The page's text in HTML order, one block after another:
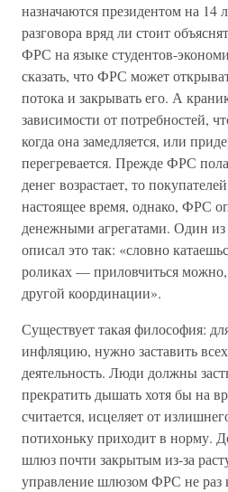
назначаются президентом на 14
разговора вряд ли стоит
ФРС на языке студентов-
сказать, что ФРС может
потока и закрывать его. А
зависимости от потребностей,
когда она замедляется, или
перегревается. Прежде ФРС
денег возрастает, то
настоящее время, однако, ФРС
денежными агрегатами. Один
описал это так: «словно
роликах — приловчиться можно,
другой координации».
Существует такая философия:
инфляцию, нужно заставить
деятельность. Люди должны
прекратить дышать хотя бы на
считается, исцеляет от
потихоньку приходит в норму.
шлюз почти закрытым из-за
управление шлюзом ФРС не раз